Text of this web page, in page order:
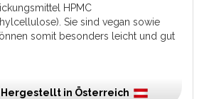
HPMC
Sie sind vegan sowie
somit besonders leicht und gut
Hergestellt in Österreich